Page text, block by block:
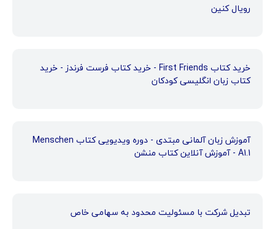
رویال کنین
خرید کتاب First Friends - خرید کتاب فرست فرندز - خرید
کتاب زبان انگلیسی کودکان
آموزش زبان آلمانی مبتدی - دوره ویدیویی کتاب Menschen
A1.1 - آموزش آنلاین کتاب منشن
تبدیل شرکت با مسئولیت محدود به سهامی خاص